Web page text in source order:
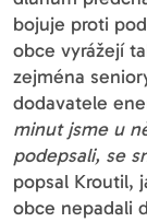
bojuje proti
obce vyrážejí
zejména
dodavatele
minut jsme u
podepsali, se
popsal Kroutil,
obce nepadali